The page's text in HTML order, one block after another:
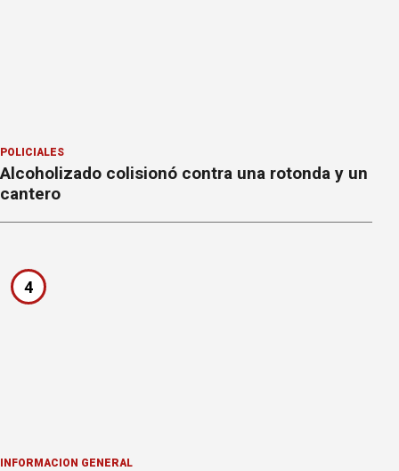
POLICIALES
Alcoholizado colisionó contra una rotonda y un
cantero
4
INFORMACION GENERAL